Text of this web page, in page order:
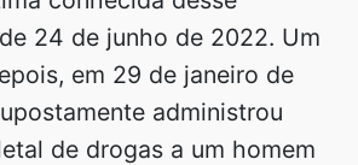
24 de junho de 2022. Um
em 29 de janeiro de
administrou
de drogas a um homem